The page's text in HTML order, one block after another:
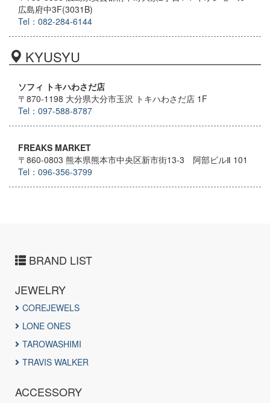
広島府中3F(3031B)
Tel：082-284-6144
KYUSYU
ソフィ トキハわさだ店
〒870-1198 大分県大分市玉沢 トキハわさだ店 1F
Tel：097-588-8787
FREAKS MARKET
〒860-0803 熊本県熊本市中央区新市街13-3 阿部ビルⅡ 101
Tel：096-356-3799
BRAND LIST
JEWELRY
COREJEWELS
LONE ONES
TAROWASHIMI
TRAVIS WALKER
ACCESSORY